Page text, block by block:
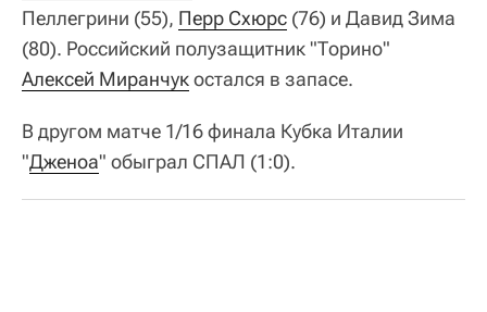
Пеллегрини (55), Перр Схюрс (76) и Давид Зима
(80). Российский полузащитник "Торино"
Алексей Миранчукостался в запасе.
В другом матче 1/16 финала Кубка Италии
"Дженоа" обыграл СПАЛ (1:0).